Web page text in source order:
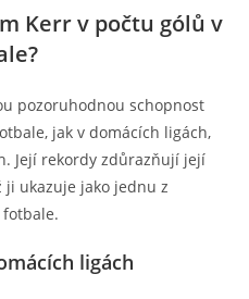
Kerr v počtu gólů v
pozoruhodnou schopnost
jak v domácích ligách,
Její rekordy zdůrazňují její
ukazuje jako jednu z
ligách